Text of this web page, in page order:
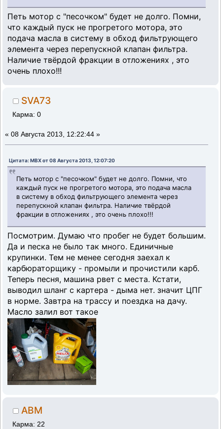
Петь мотор с "песочком" будет не долго. Помни,
что каждый пуск не прогретого мотора, это
подача масла в систему в обход фильтрующего
элемента через перепускной клапан фильтра.
Наличие твёрдой фракции в отложениях , это
очень плохо!!!
SVA73
Карма: 0
« 08 Августа 2013, 12:22:44 »
Цитата: MBX от 08 Августа 2013, 12:07:20
Петь мотор с "песочком" будет не долго. Помни, что
каждый пуск не прогретого мотора, это подача масла
в систему в обход фильтрующего элемента через
перепускной клапан фильтра. Наличие твёрдой
фракции в отложениях , это очень плохо!!!
Посмотрим. Думаю что пробег не будет большим.
Да и песка не было так много. Единичные
крупинки. Тем не менее сегодня заехал к
карбюраторщику - промыли и прочистили карб.
Теперь песня, машина рвет с места. Кстати,
выводил шланг с картера - дыма нет. значит ЦПГ
в норме. Завтра на трассу и поездка на дачу.
Масло залил вот такое
ABM
Карма: 22